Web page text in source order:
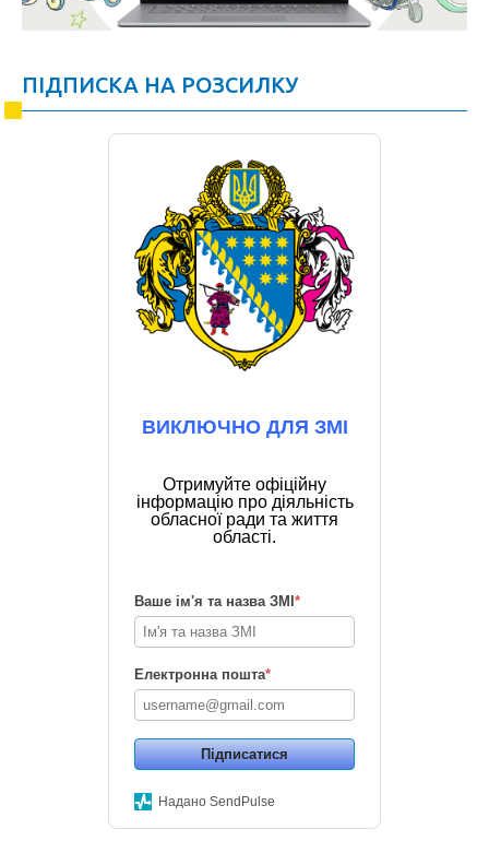
ПІДПИСКА НА РОЗСИЛКУ
ВИКЛЮЧНО ДЛЯ ЗМІ
Отримуйте офіційну
інформацію про діяльність
обласної ради та життя
області.
Ваше ім'я та назва ЗМІ *
Електронна пошта*
Підписатися
Надано SendPulse